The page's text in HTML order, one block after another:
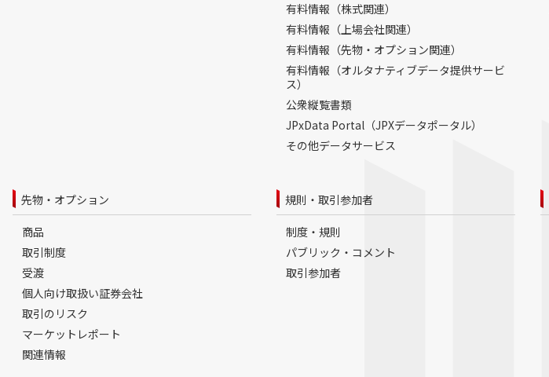
有料情報（株式関連）
有料情報（上場会社関連）
有料情報（先物・オプション関連）
有料情報（オルタナティブデータ提供サービ
ス）
公衆縦覧書類
JPxData Portal（JPXデータポータル）
その他データサービス
先物・オプション
商品
取引制度
受渡
個人向け取扱い証券会社
取引のリスク
マーケットレポート
関連情報
規則・取引参加者
制度・規則
パブリック・コメント
取引参加者